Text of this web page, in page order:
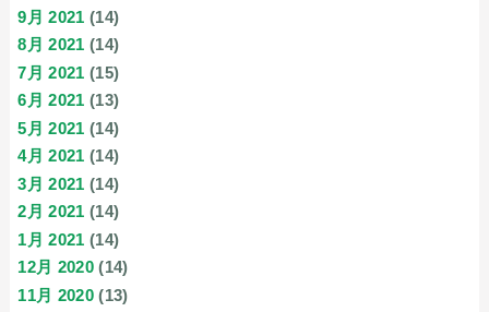
9月 2021 (14)
8月 2021 (14)
7月 2021 (15)
6月 2021 (13)
5月 2021 (14)
4月 2021 (14)
3月 2021 (14)
2月 2021 (14)
1月 2021 (14)
12月 2020 (14)
11月 2020 (13)